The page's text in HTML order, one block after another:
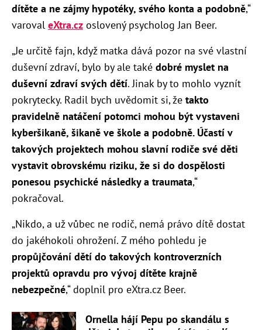
dítěte a ne zájmy hypotéky, svého konta a podobně,“
varoval eXtra.cz oslovený psycholog Jan Beer.
„Je určitě fajn, když matka dává pozor na své vlastní
duševní zdraví, bylo by ale také dobré myslet na
duševní zdraví svých dětí. Jinak by to mohlo vyznít
pokrytecky. Radil bych uvědomit si, že takto
pravidelně natáčení potomci mohou být vystaveni
kyberšikaně, šikaně ve škole a podobně. Účastí v
takových projektech mohou slavní rodiče své děti
vystavit obrovskému riziku, že si do dospělosti
ponesou psychické následky a traumata,“
pokračoval.
„Nikdo, a už vůbec ne rodič, nemá právo dítě dostat
do jakéhokoli ohrožení. Z mého pohledu je
propůjčování dětí do takových kontroverzních
projektů opravdu pro vývoj dítěte krajně
nebezpečné,“ doplnil pro eXtra.cz Beer.
Ornella hájí Pepu po skandálu s